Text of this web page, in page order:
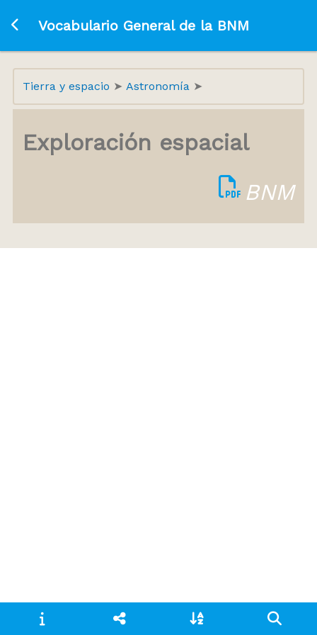
Ir a la página principal
Vocabulario General de la BNM
Tierra y espacio Astronomía
Exploración espacial
BNM